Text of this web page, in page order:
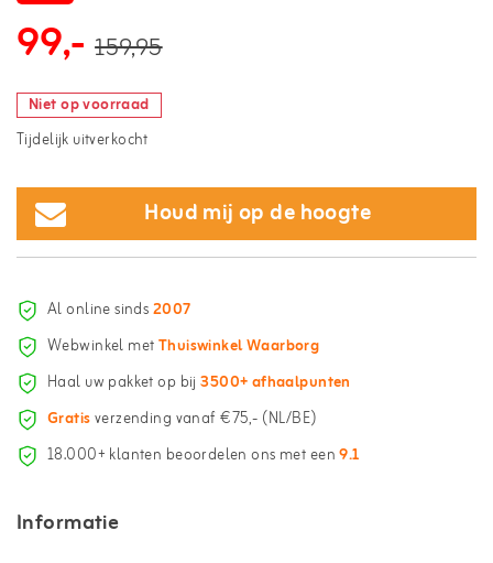
99,- 159,95
Niet op voorraad
Tijdelijk uitverkocht
Houd mij op de hoogte
Al online sinds2007
Webwinkel metThuiswinkel Waarborg
Haal uw pakket op bij3500+ afhaalpunten
Gratisverzending vanaf €75,- (NL/BE)
18.000+ klanten beoordelen ons met een9.1
Informatie